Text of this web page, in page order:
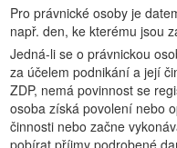
Pro právnické osoby je
např. den, ke kterému jsou
Jedná-li se o právnickou
za účelem podnikání a její
ZDP, nemá povinnost se
osoba získá povolení nebo
činnosti nebo začne
pobírat příjmy podrobené